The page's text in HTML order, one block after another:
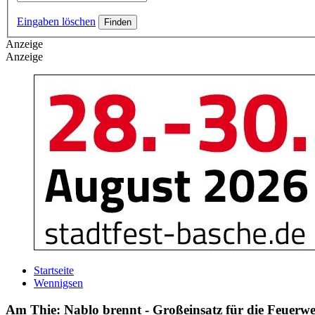
Eingaben löschen
Anzeige
Anzeige
Startseite
Wennigsen
Am Thie: Nablo brennt - Großeinsatz für die